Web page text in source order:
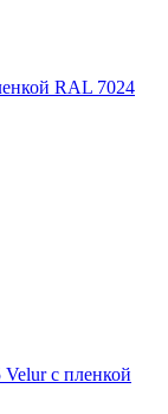
RAL 7024
с пленкой